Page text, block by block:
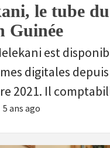
le tube
Guinée
est
digitales depuis
2021. Il
5 ans ago